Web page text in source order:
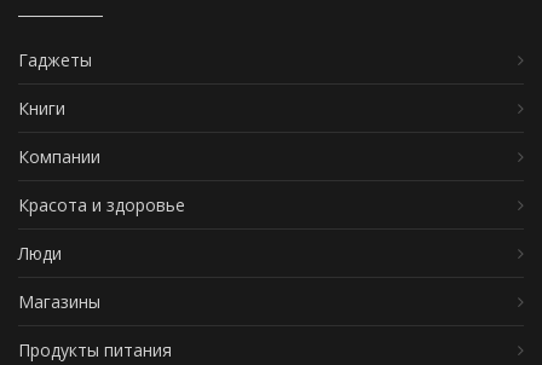
Гаджеты
Книги
Компании
Красота и здоровье
Люди
Магазины
Продукты питания